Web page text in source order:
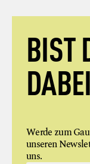
BIST
Werde zum
unseren
uns.